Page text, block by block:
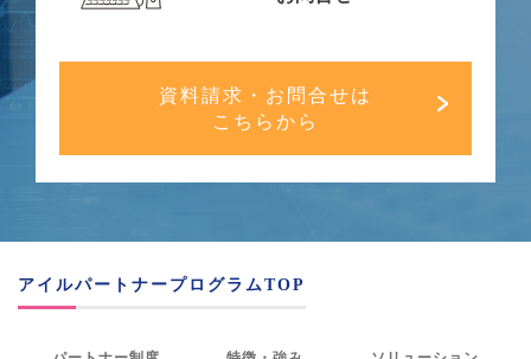
資料請求・お問合せは
こちらから
アイルパートナープログラムTOP